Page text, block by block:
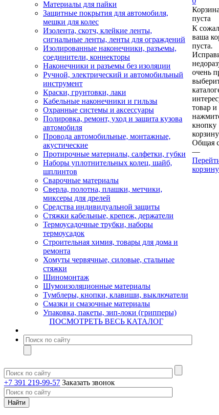
Материалы для пайки
Защитные покрытия для автомобиля,
мешки для колес
Изолента, скотч, клейкие ленты,
сигнальные ленты, ленты для ограждений
Изолированные наконечники, разъемы,
соединители, коннекторы
Наконечники и разъемы без изоляции
Ручной, электрический и автомобильный
инструмент
Краски, грунтовки, лаки
Кабельные наконечники и гильзы
Охранные системы и аксессуары
Полировка, ремонт, уход и защита кузова
автомобиля
Провода автомобильные, монтажные,
акустические
Протирочные материалы, салфетки, губки
Наборы уплотнительных колец, шайб,
шплинтов
Сварочные материалы
Сверла, полотна, плашки, метчики,
миксеры для дрелей
Средства индивидуальной защиты
Стяжки кабельные, крепеж, держатели
Термоусадочные трубки, наборы
термоусадок
Строительная химия, товары для дома и
ремонта
Хомуты червячные, силовые, стальные
стяжки
Шиномонтаж
Шумоизоляционные материалы
Тумблеры, кнопки, клавиши, выключатели
Смазки и смазочные материалы
Упаковка, пакеты, зип-локи (грипперы)
ПОСМОТРЕТЬ ВЕСЬ КАТАЛОГ
+7 391 219-99-57 Заказать звонок
пуста
К
ваша
пуста.
очень
товар и
кнопку
Общая
—
корзину